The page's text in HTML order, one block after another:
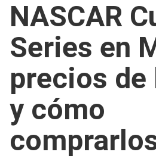
NASCAR
Series en
precios de
y cómo